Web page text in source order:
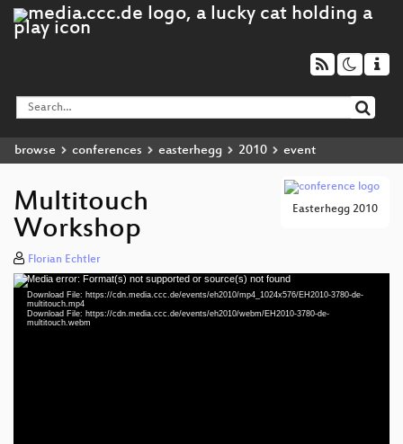
browse conferences easterhegg 2010 event
Easterhegg 2010
Multitouch
Workshop
Florian Echtler
Video
Player
Media error: Format(s) not supported or source(s) not found
Download File: https://cdn.media.ccc.de/events/eh2010/mp4_1024x576/EH2010-3780-de-
multitouch.mp4
Download File: https://cdn.media.ccc.de/events/eh2010/webm/EH2010-3780-de-
multitouch.webm